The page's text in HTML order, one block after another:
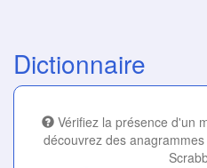
Dictionnaire
Vérifiez la présence d'un
découvrez des